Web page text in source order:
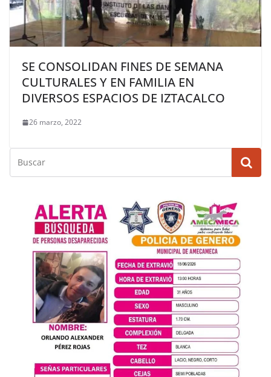
SE CONSOLIDAN FINES DE SEMANA
CULTURALES Y EN FAMILIA EN
DIVERSOS ESPACIOS DE IZTACALCO
26 marzo, 2022